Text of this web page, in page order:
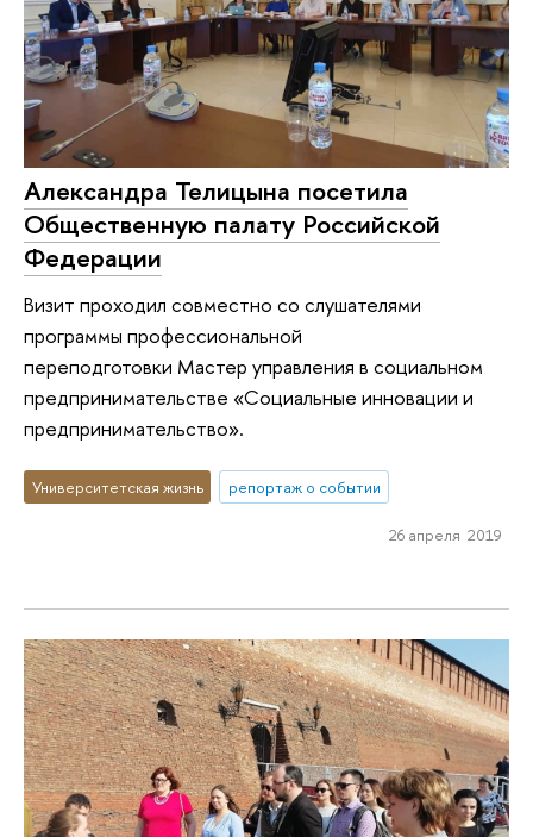
Александра Телицына посетила
Общественную палату Российской
Федерации
Визит проходил совместно со слушателями
программы профессиональной
переподготовки Мастер управления в социальном
предпринимательстве «Социальные инновации и
предпринимательство».
Университетская жизнь репортаж о событии
26 апреля 2019